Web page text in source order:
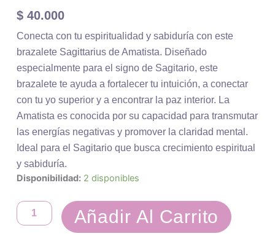
$40.000
Conecta con tu espiritualidad y sabiduría con este
brazalete Sagittarius de Amatista. Diseñado
especialmente para el signo de Sagitario, este
brazalete te ayuda a fortalecer tu intuición, a conectar
con tu yo superior y a encontrar la paz interior. La
Amatista es conocida por su capacidad para transmutar
las energías negativas y promover la claridad mental.
Ideal para el Sagitario que busca crecimiento espiritual
y sabiduría.
Disponibilidad: 2 disponibles
Brazalete
-
Amatista
Añadir Al Carrito